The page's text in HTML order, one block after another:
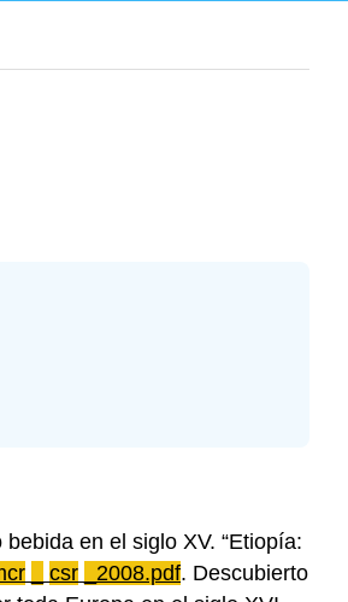
en el siglo XV. “Etiopía:
csr _2008.pdf. Descubierto